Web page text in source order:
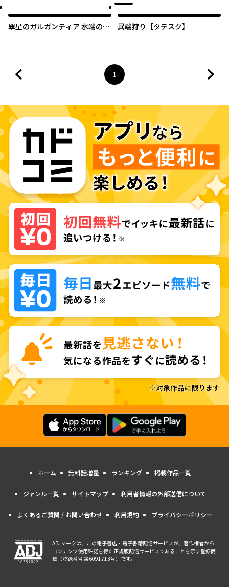
翠星のガルガンティア 水端のベ
異端狩り【タテスク】
ページ
1
へ
ホーム 無料話増量 ランキング 掲載作品一覧
ジャンル一覧 サイトマップ 利用者情報の外部送信について
よくあるご質問 / お問い合わせ 利用規約 プライバシーポリシー
ABJマークは、この電子書店・電子書籍配信サービスが、著作権者から
コンテンツ使用許諾を得た正規版配信サービスであることを示す登録商
標（登録番号 第6091713号）です。